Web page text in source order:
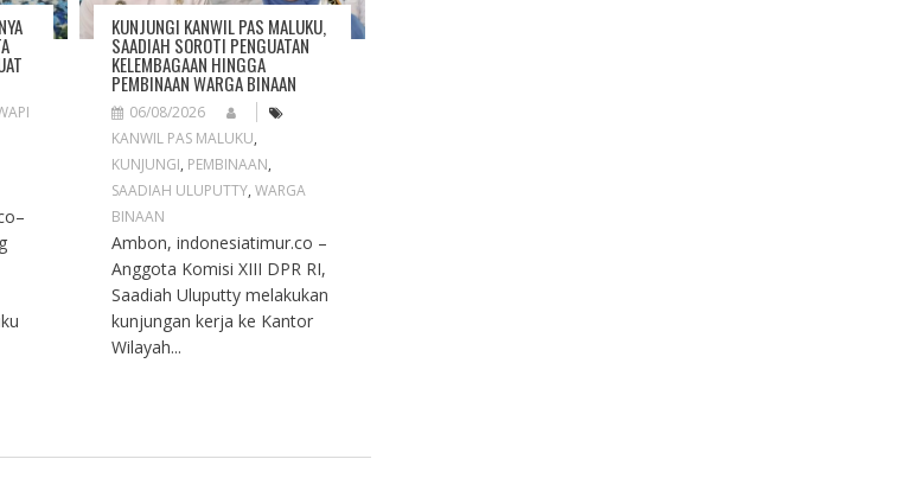
KUNJUNGI KANWIL PAS MALUKU,
SAADIAH SOROTI PENGUATAN
KELEMBAGAAN HINGGA
PEMBINAAN WARGA BINAAN
06/08/2026
KANWIL PAS MALUKU,
KUNJUNGI, PEMBINAAN,
SAADIAH ULUPUTTY,WARGA
BINAAN
Ambon, indonesiatimur.co –
Anggota Komisi XIII DPR RI,
Saadiah Uluputty melakukan
kunjungan kerja ke Kantor
Wilayah...